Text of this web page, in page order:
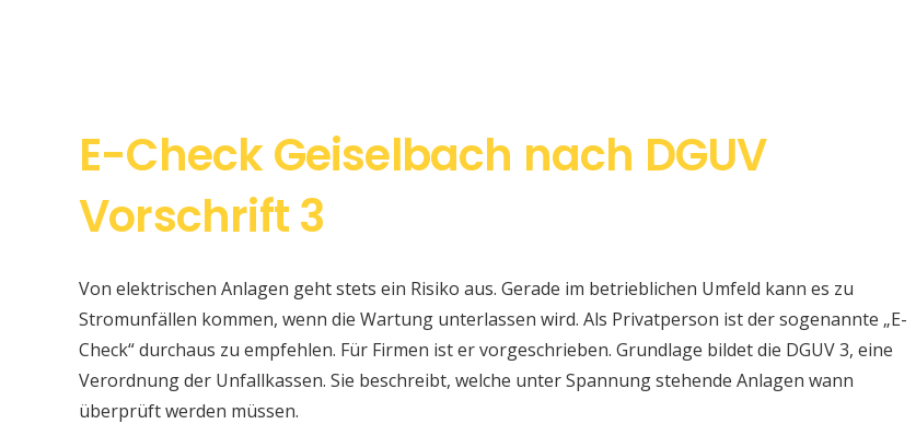
E-Check Geiselbach nach DGUV
Vorschrift 3
Von elektrischen Anlagen geht stets ein Risiko aus. Gerade im betrieblichen Umfeld kann es zu
Stromunfällen kommen, wenn die Wartung unterlassen wird. Als Privatperson ist der sogenannte „E-
Check“ durchaus zu empfehlen. Für Firmen ist er vorgeschrieben. Grundlage bildet die DGUV 3, eine
Verordnung der Unfallkassen. Sie beschreibt, welche unter Spannung stehende Anlagen wann
überprüft werden müssen.